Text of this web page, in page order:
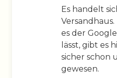
Es handelt
es der
lässt, gibt es
sicher schon
gewesen.